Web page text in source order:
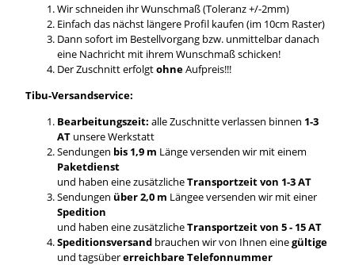
Wir schneiden ihr Wunschmaß (Toleranz +/-2mm)
Einfach das nächst längere Profil kaufen (im 10cm Raster)
Dann sofort im Bestellvorgang bzw. unmittelbar danach
eine Nachricht mit ihrem Wunschmaß schicken!
Der Zuschnitt erfolgtohneAufpreis!!!
Tibu-Versandservice:
Bearbeitungszeit: alle Zuschnitte verlassen binnen 1-3
AT unsere Werkstatt
Sendungen bis 1,9 m Länge versenden wir mit einem
Paketdienst
und haben eine zusätzlicheTransportzeit von 1-3 AT
Sendungen über 2,0 m Längee versenden wir mit einer
Spedition
und haben eine zusätzlicheTransportzeit von 5 - 15 AT
Speditionsversandbrauchen wir von Ihnen einegültige
und tagsübererreichbare Telefonnummer